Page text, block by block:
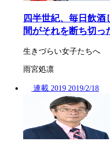
四半世紀、毎日飲酒
間がそれを断ち切っ
生きづらい女子たちへ
雨宮処凛
連載 2019 2019/2/18